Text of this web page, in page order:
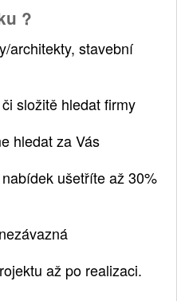
?
architekty, stavební
složitě hledat firmy
hledat za Vás
ušetříte až 30%
až po realizaci.